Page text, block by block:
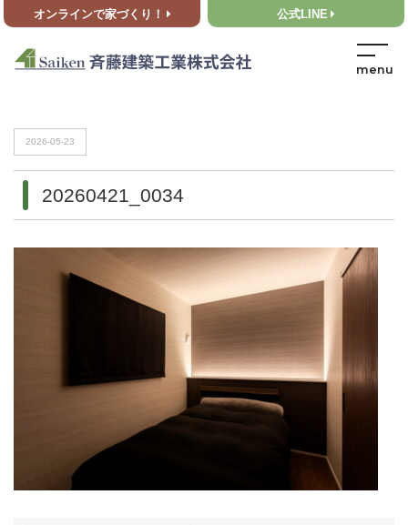
オンラインで家づくり！ 公式LINE
HOME>20260421_0034
2026-05-23
20260421_0034